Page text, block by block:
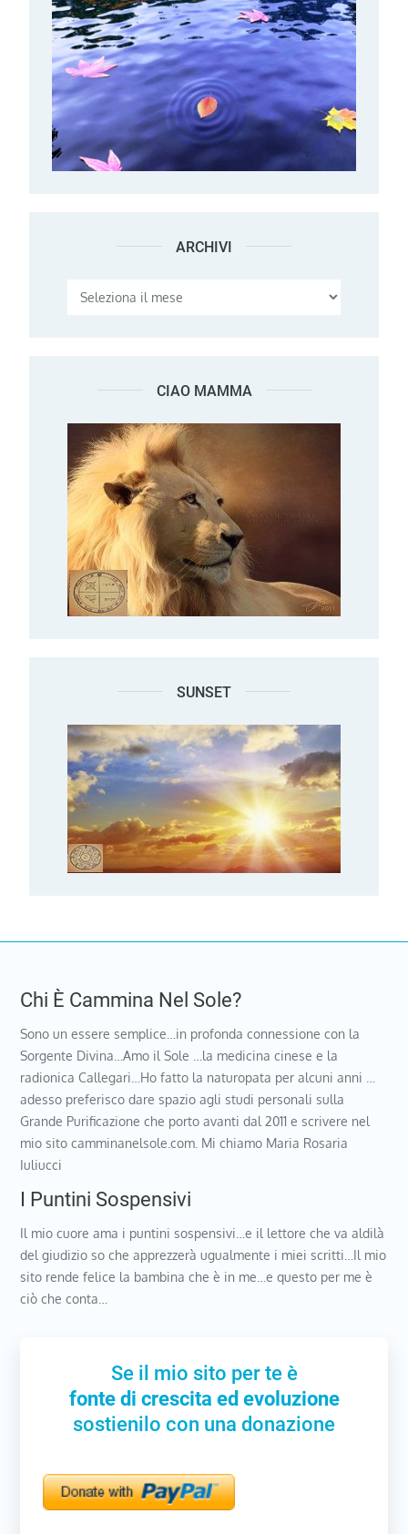
ARCHIVI Archivi
CIAO MAMMA
SUNSET
Chi È Cammina Nel Sole?
Sono un essere semplice…in profonda connessione con la
Sorgente Divina…Amo il Sole …la medicina cinese e la
radionica Callegari…Ho fatto la naturopata per alcuni anni …
adesso preferisco dare spazio agli studi personali sulla
Grande Purificazione che porto avanti dal 2011 e scrivere nel
mio sito camminanelsole.com. Mi chiamo Maria Rosaria
Iuliucci
I Puntini Sospensivi
Il mio cuore ama i puntini sospensivi…e il lettore che va aldilà
del giudizio so che apprezzerà ugualmente i miei scritti…Il mio
sito rende felice la bambina che è in me…e questo per me è
ciò che conta…
Se il mio sito per te è
fonte di crescita ed evoluzione
sostienilo con una donazione